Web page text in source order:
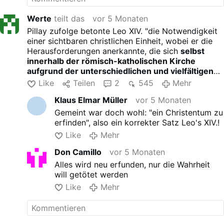
besteht, ein Christentum zu
errichten, die Christen jedoch
in Einheit zusammenarbeiten
müssen, um die Welt zu heilen
und wiederherzustellen".
Nach der Audienz sagte der
deutsche Bedford-Strohm
gegenüber Kna.de, Leo XIV.
habe "von ganzem Herzen
der Notwendigkeit
zugestimmt, uns zu sichtbarer
Einheit zu bewegen".
Sie waren sich auch …
Mehr
Werte teilt das
vor 5 Monaten
Pillay zufolge betonte Leo XIV. "die Notwendigkeit
einer sichtbaren christlichen Einheit, wobei er die
Herausforderungen anerkannte, die sichselbst
innerhalb der römisch-katholischen Kirche
aufgrund der unterschiedlichen und vielfältigen
Ansichtenstellen".
Like Teilen 2 545
Mehr
Klaus Elmar Müller
vor 5 Monaten
Gemeint war doch wohl: "ein Christentum zu
erfinden", also ein korrekter Satz Leo's XIV.!
Like
Mehr
Don Camillo
vor 5 Monaten
Alles wird neu erfunden, nur die Wahrheit
will getötet werden
Like
Mehr